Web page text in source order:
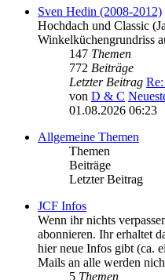
Sven Hedin (2008-2012)
Hochdach und Classic
Winkelküchengrundriss
147 Themen
772 Beiträge
Letzter Beitrag
von D & C
01.08.2026 06:23
Allgemeine Themen
Themen
Beiträge
Letzter Beitrag
JCF Infos
Wenn ihr nichts
abonnieren. Ihr erhaltet
hier neue Infos gibt (ca.
Mails an alle werden
5 Themen